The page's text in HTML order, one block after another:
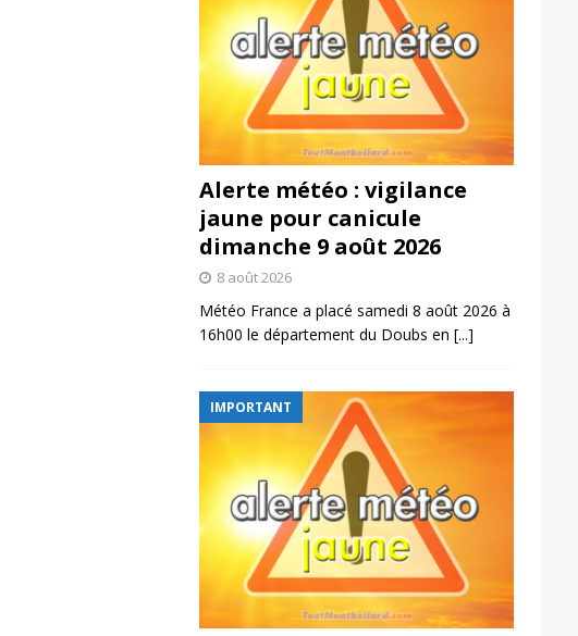
Alerte météo : vigilance
jaune pour canicule
dimanche 9 août 2026
8 août 2026
Météo France a placé samedi 8 août 2026 à
16h00 le département du Doubs en [...]
IMPORTANT